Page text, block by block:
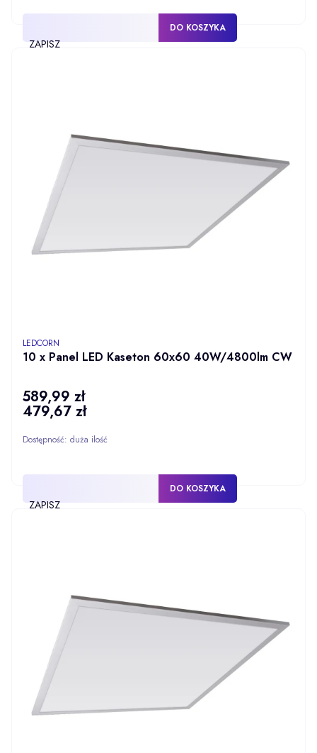
ZAPISZ
DO KOSZYKA
10 x Panel LED Kaseton 60x60 40W/4800lm CW
PRODUCENT
LEDCORN
Cena
589,99 zł
Cena
479,67 zł
Dostępność: duża ilość
ZAPISZ
DO KOSZYKA